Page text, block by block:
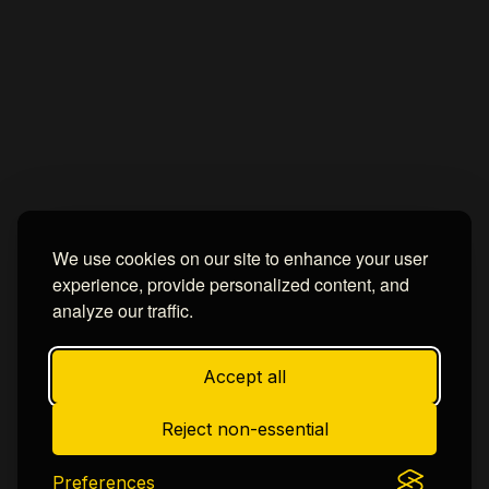
We use cookies on our site to enhance your user
experience, provide personalized content, and
analyze our traffic.
Accept all
Reject non-essential
Preferences